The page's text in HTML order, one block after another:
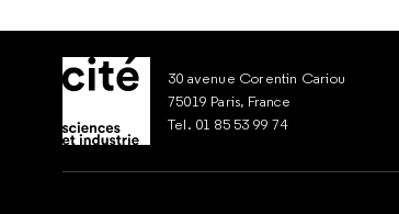
30 avenue Corentin Cariou
75019 Paris, France
Tel. 01 85 53 99 74